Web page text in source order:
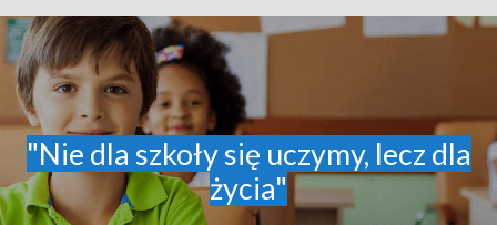
"Nie dla szkoły się uczymy, lecz dla
życia"